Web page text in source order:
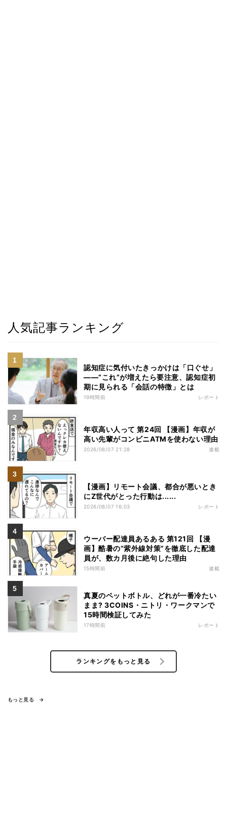
人気記事ランキング
認知症に気付いたきっかけは「口ぐせ」
――“これ”が増えたら要注意、認知症初
期に見られる「会話の特徴」とは
19時間前 レポート
年収高い人って 第24回 【漫画】年収が
高い先輩がコンビニATMを使わない理由
2026/08/07 21:28 連載
【漫画】リモート会議、都合が悪いとき
にZ世代がとった行動は......
2026/08/07 16:03 レポート
ウーバー配達員あるある 第121回 【漫
画】酷暑の“紫外線対策”を徹底した配達
員が、数カ月後に絶句した理由
15時間前 連載
真夏のペットボトル、どれが一番冷たい
まま? 3COINS・ニトリ・ワークマンで
15時間検証してみた
17時間前 レポート
ランキングをもっと見る
もっと見る